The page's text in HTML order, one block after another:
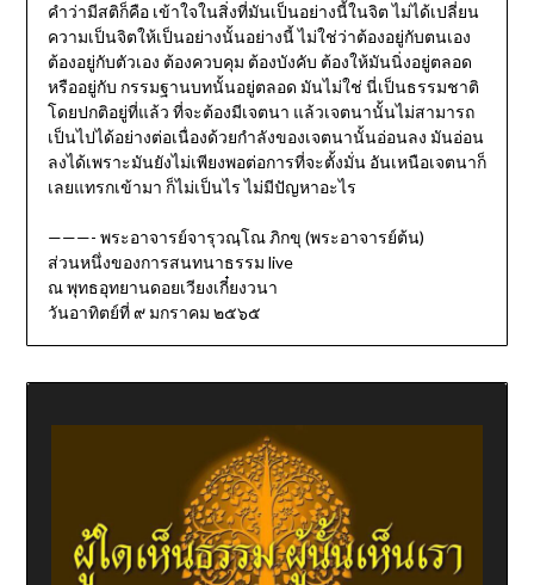
คำว่ามีสติก็คือ เข้าใจในสิ่งที่มันเป็นอย่างนี้ในจิต ไม่ได้เปลี่ยน
ความเป็นจิตให้เป็นอย่างนั้นอย่างนี้ ไม่ใช่ว่าต้องอยู่กับตนเอง
ต้องอยู่กับตัวเอง ต้องควบคุม ต้องบังคับ ต้องให้มันนิ่งอยู่ตลอด
หรืออยู่กับ กรรมฐานบทนั้นอยู่ตลอด มันไม่ใช่ นี่เป็นธรรมชาติ
โดยปกติอยู่ที่แล้ว ที่จะต้องมีเจตนา แล้วเจตนานั้นไม่สามารถ
เป็นไปได้อย่างต่อเนื่องด้วยกำลังของเจตนานั้นอ่อนลง มันอ่อน
ลงได้เพราะมันยังไม่เพียงพอต่อการที่จะตั้งมั่น อันเหนือเจตนาก็
เลยแทรกเข้ามา ก็ไม่เป็นไร ไม่มีปัญหาอะไร
———- พระอาจารย์จารุวณฺโณ ภิกขุ (พระอาจารย์ต้น)
ส่วนหนึ่งของการสนทนาธรรม live
ณ พุทธอุทยานดอยเวียงเกี๋ยงวนา
วันอาทิตย์ที่ ๙ มกราคม ๒๕๖๕